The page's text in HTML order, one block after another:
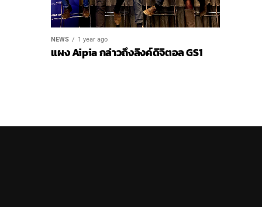
NEWS 1 year ago
แผง Aipia กล่าวถึงลิงค์ดิจิตอล GS1